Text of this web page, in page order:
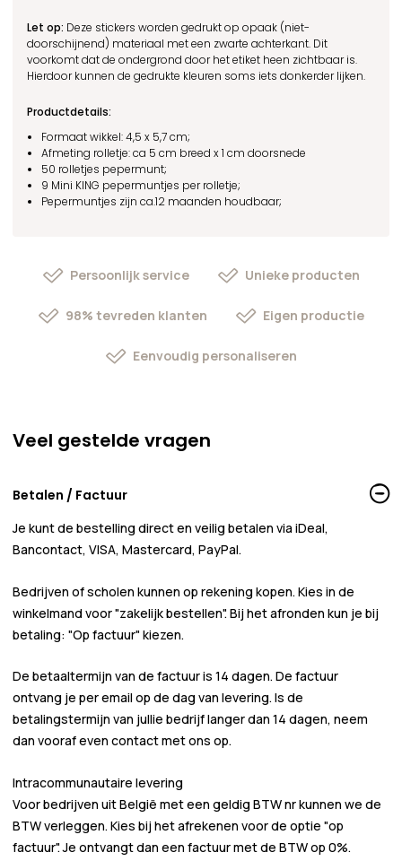
Let op: Deze stickers worden gedrukt op opaak (niet-
doorschijnend) materiaal met een zwarte achterkant. Dit
voorkomt dat de ondergrond door het etiket heen zichtbaar is.
Hierdoor kunnen de gedrukte kleuren soms iets donkerder lijken.
Productdetails:
Formaat wikkel: 4,5 x 5,7 cm;
Afmeting rolletje: ca 5 cm breed x 1 cm doorsnede
50 rolletjes pepermunt;
9 Mini KING pepermuntjes per rolletje;
Pepermuntjes zijn ca.12 maanden houdbaar;
Persoonlijk service Unieke producten
98% tevreden klanten Eigen productie
Eenvoudig personaliseren
Veel gestelde vragen
Betalen / Factuur
Je kunt de bestelling direct en veilig betalen via iDeal,
Bancontact, VISA, Mastercard, PayPal.
Bedrijven of scholen kunnen op rekening kopen. Kies in de
winkelmand voor"zakelijk bestellen". Bij het afronden kun je bij
betaling: "Op factuur" kiezen.
De betaaltermijn van de factuur is 14 dagen. De factuur
ontvang je per email op de dag van levering. Is de
betalingstermijn van jullie bedrijf langer dan 14 dagen, neem
dan vooraf even contact met ons op.
Intracommunautaire levering
Voor bedrijven uit België met een geldig BTW nr kunnen we de
BTW verleggen. Kies bij het afrekenen voor de optie "op
factuur". Je ontvangt dan een factuur met de BTW op 0%.